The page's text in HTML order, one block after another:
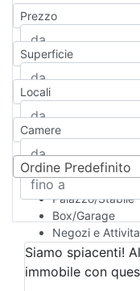
Qualsiasi
Appartamento
Casa
Casa Semi-
Attico/Mansarda
Rustico/Casale
Camera d'Albergo
Multiproprietà
Palazzo/Stabile
Box/Garage
Negozi e
Qualsiasi
Attività/Licenza
Azienda Agricola
Prezzo
Superficie
Locali
Camere
Ordine Predefinito
Siamo spiacenti!
immobile con